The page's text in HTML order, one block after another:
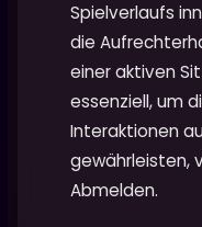
Spielverlaufs
die
einer aktiven
essenziell, um
Interaktionen
gewährleisten,
Abmelden.